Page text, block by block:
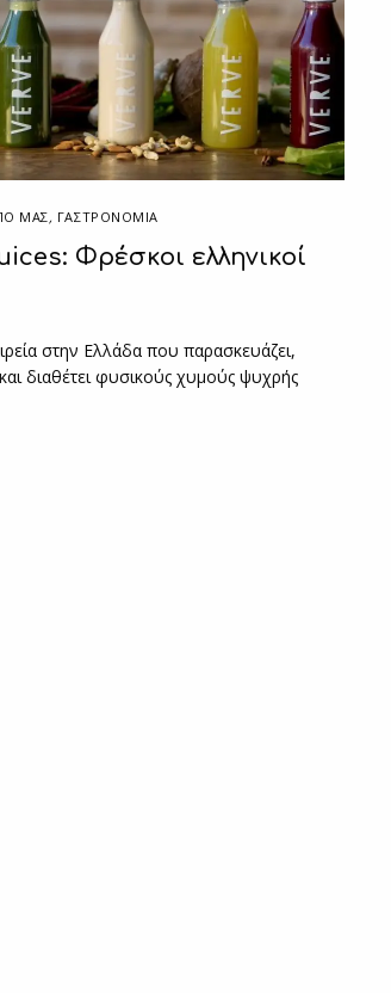
ΜΑΣ, ΓΑΣΤΡΟΝΟΜΙΑ
Φρέσκοι ελληνικοί
στην Ελλάδα που παρασκευάζει,
διαθέτει φυσικούς χυμούς ψυχρής